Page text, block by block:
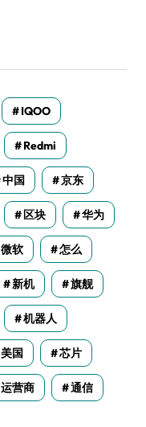
IQOO
Redmi
中国 京东
区块 华为
微软 怎么
新机 旗舰
机器人
美国 芯片
运营商 通信